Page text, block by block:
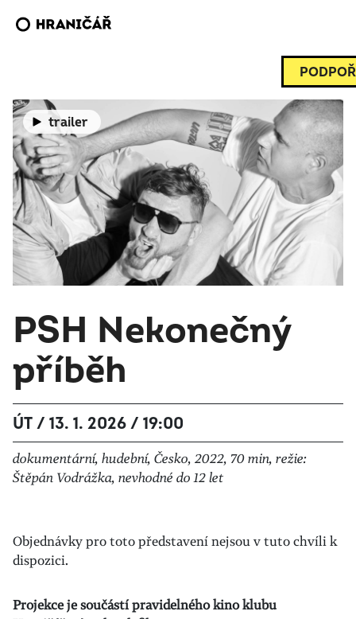
trailer
PSH Nekonečný
příběh
ÚT / 13. 1. 2026 / 19:00
dokumentární, hudební, Česko, 2022, 70 min, režie:
Štěpán Vodrážka, nevhodné do 12 let
Objednávky pro toto představení nejsou v tuto chvíli k
dispozici.
Projekce je součástí pravidelného kino klubu